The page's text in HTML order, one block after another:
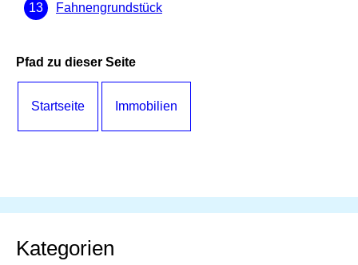
Fahnengrundstück
Pfad zu dieser Seite
Startseite Immobilien
Kategorien